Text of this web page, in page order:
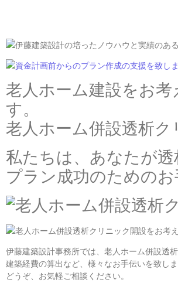
老人ホーム建設をお
す。
老人ホーム併設透析
私たちは、あなたが
プラン成功のためのお
伊藤建築設計事務所では、老人ホーム併設透
建築経費の算出など、様々なお手伝いを致しま
どうぞ、お気軽ご相談ください。